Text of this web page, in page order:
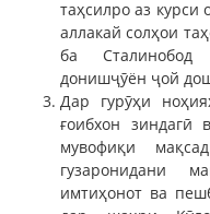
таҳсилро аз
аллакай солҳои
ба Сталинобод
донишҷӯён ҷой
Дар гурӯҳи
ғоибхон зиндагӣ
мувофиқи
гузаронидани
имтиҳонот ва